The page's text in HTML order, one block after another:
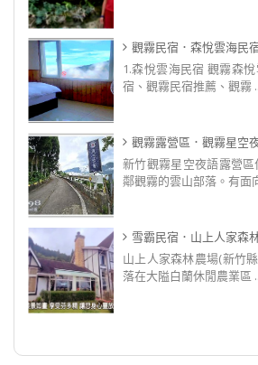
觀霧民宿．森悅雲海民
1.森悅雲海民宿 觀霧森
宿、觀霧民宿推薦、觀霧
觀霧露營區．觀霧星空
新竹觀霧星空夜語露營
鄰觀霧的雲山部落。有面
雪霸民宿．山上人家森
山上人家森林農場(新竹
落在大隘白蘭休閒農業區